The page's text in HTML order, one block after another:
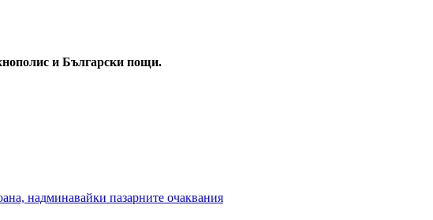
и Български пощи.
надминавайки пазарните очаквания